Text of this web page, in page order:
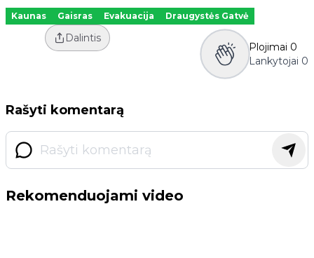
Kaunas Gaisras Evakuacija Draugystės Gatvė
Dalintis
Plojimai 0
Lankytojai 0
Rašyti komentarą
Rekomenduojami video